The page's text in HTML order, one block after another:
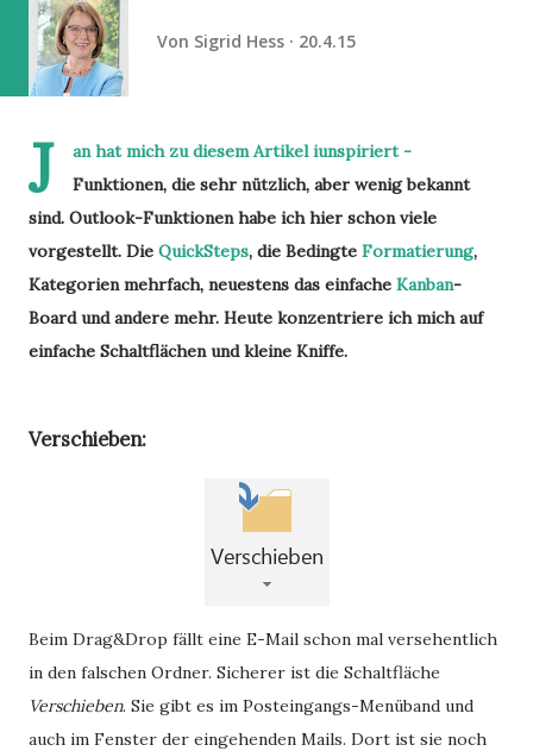
Von Sigrid Hess 20.4.15
J
an hat mich zu diesem Artikel iunspiriert -
Funktionen, die sehr nützlich, aber wenig bekannt
sind. Outlook-Funktionen habe ich hier schon viele
vorgestellt. Die QuickSteps, die Bedingte Formatierung,
Kategorien mehrfach, neuestens das einfache Kanban-
Board und andere mehr. Heute konzentriere ich mich auf
einfache Schaltflächen und kleine Kniffe.
Verschieben:
Beim Drag&Drop fällt eine E-Mail schon mal versehentlich
in den falschen Ordner. Sicherer ist die Schaltfläche
Verschieben. Sie gibt es im Posteingangs-Menüband und
auch im Fenster der eingehenden Mails. Dort ist sie noch